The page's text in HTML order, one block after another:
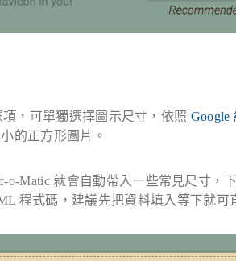
項，可單獨選擇圖示尺寸，依照 Google
的正方形圖片。
Matic 就會自動帶入一些常見尺寸，
程式碼，建議先把資料填入等下就可